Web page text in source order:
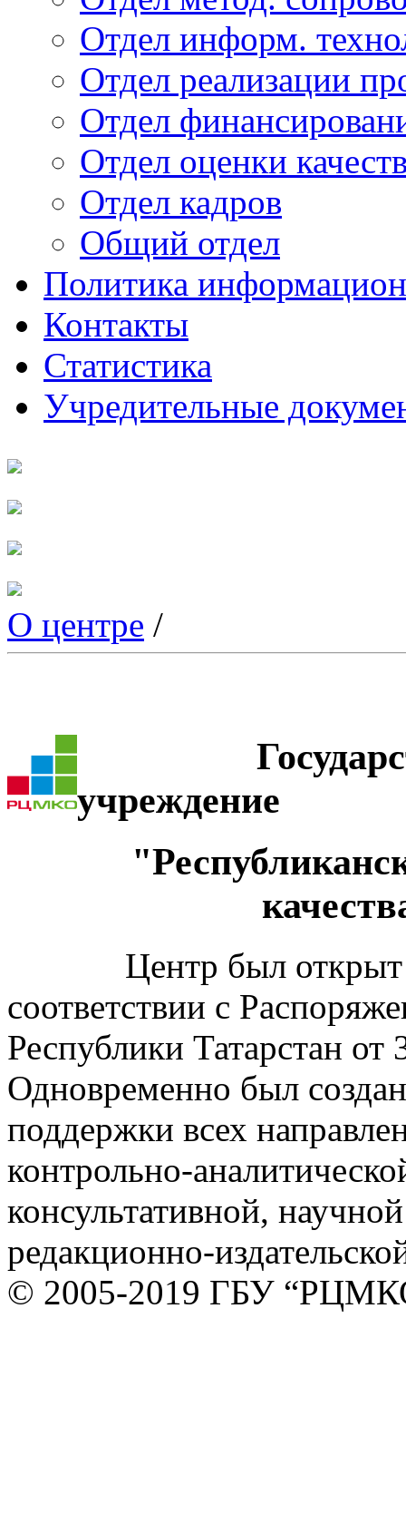
Отдел информ.
Отдел реализации
Отдел
Отдел оценки
Отдел кадров
Общий отдел
Политика
Контакты
Статистика
Учредительные
О центре /
учреждение
Центр был открыт 1
соответствии с
Республики Татарстан
Одновременно был
поддержки всех
контрольно-
консультативной,
редакционно-
© 2005-2019 ГБУ